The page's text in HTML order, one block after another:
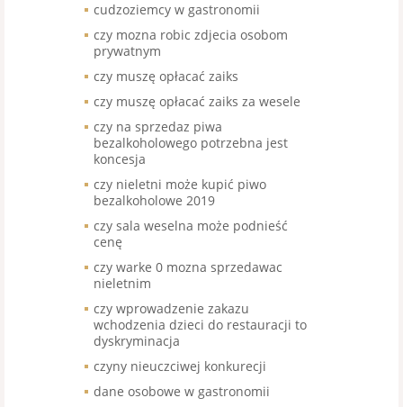
cudzoziemcy w gastronomii
czy mozna robic zdjecia osobom
prywatnym
czy muszę opłacać zaiks
czy muszę opłacać zaiks za wesele
czy na sprzedaz piwa
bezalkoholowego potrzebna jest
koncesja
czy nieletni może kupić piwo
bezalkoholowe 2019
czy sala weselna może podnieść
cenę
czy warke 0 mozna sprzedawac
nieletnim
czy wprowadzenie zakazu
wchodzenia dzieci do restauracji to
dyskryminacja
czyny nieuczciwej konkurecji
dane osobowe w gastronomii